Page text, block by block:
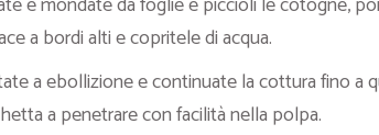
a bordi alti e copritele di acqua.
a ebollizione e continuate la cottura fino a
a penetrare con facilità nella polpa.